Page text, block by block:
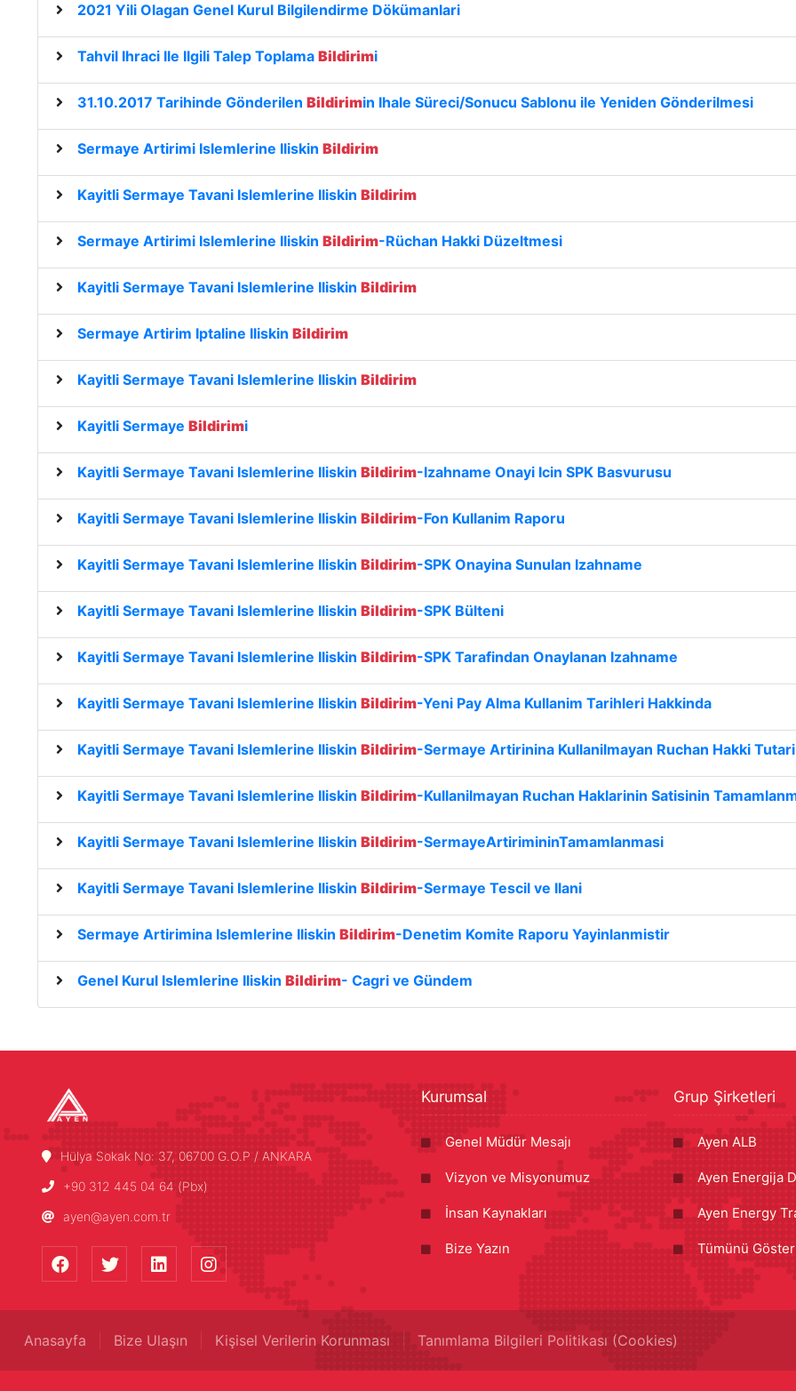
2021 Yili Olagan Genel Kurul Bilgilendirme Dökümanlari
Tahvil Ihraci Ile Ilgili Talep Toplama Bildirimi
31.10.2017 Tarihinde Gönderilen Bildirimin Ihale Süreci/Sonucu Sablonu ile Yeniden Gönderilmesi
Sermaye Artirimi Islemlerine Iliskin Bildirim
Kayitli Sermaye Tavani Islemlerine Iliskin Bildirim
Sermaye Artirimi Islemlerine Iliskin Bildirim-Rüchan Hakki Düzeltmesi
Kayitli Sermaye Tavani Islemlerine Iliskin Bildirim
Sermaye Artirim Iptaline Iliskin Bildirim
Kayitli Sermaye Tavani Islemlerine Iliskin Bildirim
Kayitli Sermaye Bildirimi
Kayitli Sermaye Tavani Islemlerine Iliskin Bildirim-Izahname Onayi Icin SPK Basvurusu
Kayitli Sermaye Tavani Islemlerine Iliskin Bildirim-Fon Kullanim Raporu
Kayitli Sermaye Tavani Islemlerine Iliskin Bildirim-SPK Onayina Sunulan Izahname
Kayitli Sermaye Tavani Islemlerine Iliskin Bildirim-SPK Bülteni
Kayitli Sermaye Tavani Islemlerine Iliskin Bildirim-SPK Tarafindan Onaylanan Izahname
Kayitli Sermaye Tavani Islemlerine Iliskin Bildirim-Yeni Pay Alma Kullanim Tarihleri Hakkinda
Kayitli Sermaye Tavani Islemlerine Iliskin Bildirim-Sermaye Artirinina Kullanilmayan Ruchan Hakki Tutari
Kayitli Sermaye Tavani Islemlerine Iliskin Bildirim-Kullanilmayan Ruchan Haklarinin Satisinin
Kayitli Sermaye Tavani Islemlerine Iliskin Bildirim-SermayeArtirimininTamamlanmasi
Kayitli Sermaye Tavani Islemlerine Iliskin Bildirim-Sermaye Tescil ve Ilani
Sermaye Artirimina Islemlerine Iliskin Bildirim-Denetim Komite Raporu Yayinlanmistir
Genel Kurul Islemlerine Iliskin Bildirim- Cagri ve Gündem
Hülya Sokak No: 37, 06700 G.O.P / ANKARA
+90 312 445 04 64 (Pbx)
ayen@ayen.com.tr
Kurumsal
Genel Müdür Mesajı
Vizyon ve Misyonumuz
İnsan Kaynakları
Bize Yazın
Grup Şirketleri
Ayen ALB
Ayen Energija
Ayen Energy
Tümünü Göster
Anasayfa Bize Ulaşın Kişisel Verilerin Korunması Tanımlama Bilgileri Politikası (Cookies)